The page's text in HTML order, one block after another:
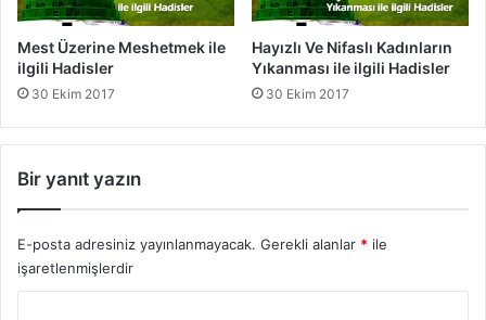
f
e
r
r
k
a
s
l
e
Mest Üzerine Meshetmek ile
ilgili Hadisler
30 Ekim 2017
Hayızlı Ve Nifaslı Kadınların
Yıkanması ile ilgili Hadisler
30 Ekim 2017
Bir yanıt yazın
E-posta adresiniz yayınlanmayacak. Gerekli alanlar * ile
işaretlenmişlerdir